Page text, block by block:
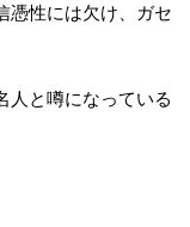
憑性には欠け、ガセ
人と噂になっている